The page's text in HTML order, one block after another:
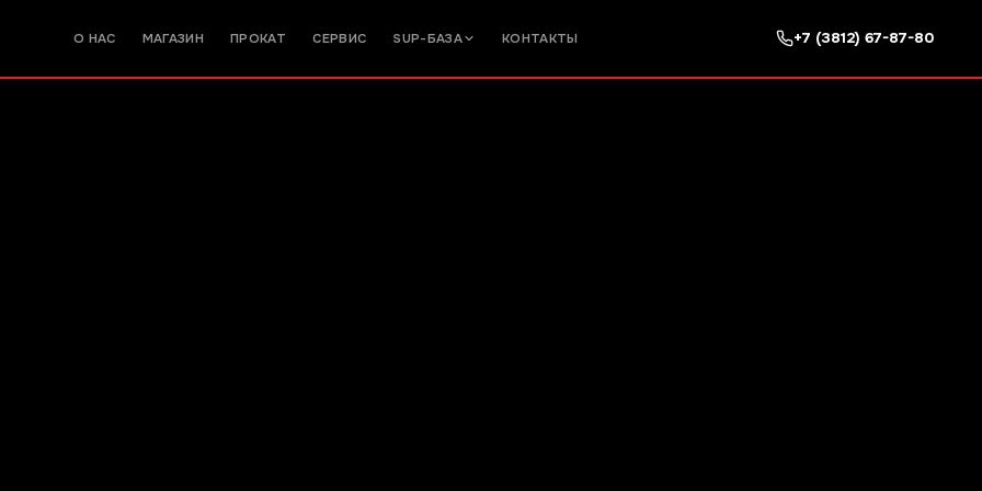
О НАС МАГАЗИН ПРОКАТ СЕРВИС SUP-БАЗА КОНТАКТЫ +7 (3812) 67-87-80